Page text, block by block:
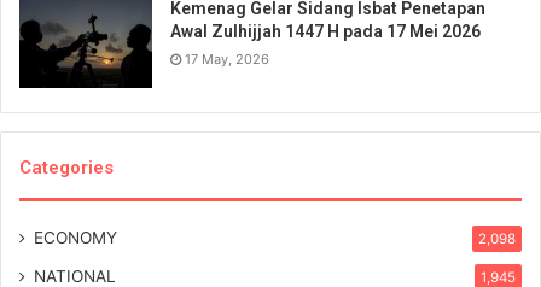
Kemenag Gelar Sidang Isbat Penetapan
Awal Zulhijjah 1447 H pada 17 Mei 2026
17 May, 2026
Categories
ECONOMY 2,098
NATIONAL 1,945